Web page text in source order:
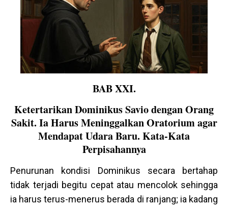
BAB XXI.
Ketertarikan Dominikus Savio dengan Orang
Sakit. Ia Harus Meninggalkan Oratorium agar
Mendapat Udara Baru. Kata-Kata
Perpisahannya
Penurunan kondisi Dominikus secara bertahap
tidak terjadi begitu cepat atau mencolok sehingga
ia harus terus-menerus berada di ranjang; ia kadang